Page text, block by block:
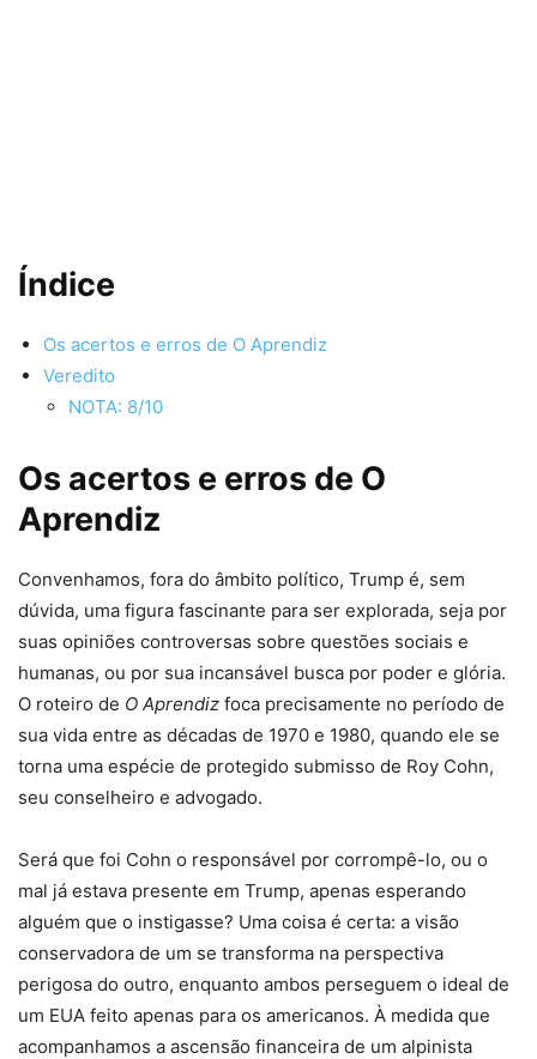
Índice
Os acertos e erros de O Aprendiz
Veredito
NOTA: 8/10
Os acertos e erros de O
Aprendiz
Convenhamos, fora do âmbito político, Trump é, sem
dúvida, uma figura fascinante para ser explorada, seja por
suas opiniões controversas sobre questões sociais e
humanas, ou por sua incansável busca por poder e glória.
O roteiro de O Aprendiz foca precisamente no período de
sua vida entre as décadas de 1970 e 1980, quando ele se
torna uma espécie de protegido submisso de Roy Cohn,
seu conselheiro e advogado.
Será que foi Cohn o responsável por corrompê-lo, ou o
mal já estava presente em Trump, apenas esperando
alguém que o instigasse? Uma coisa é certa: a visão
conservadora de um se transforma na perspectiva
perigosa do outro, enquanto ambos perseguem o ideal de
um EUA feito apenas para os americanos. À medida que
acompanhamos a ascensão financeira de um alpinista